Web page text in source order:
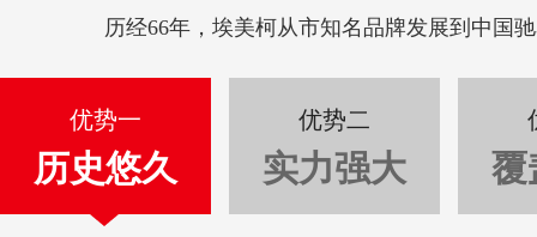
历经66年，埃美柯从市知名品牌发展到中国
优势一
历史悠久
优势二
实力强大 覆